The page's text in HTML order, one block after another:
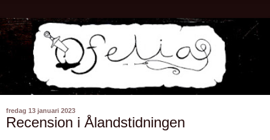
fredag 13 januari 2023
Recension i Ålandstidningen